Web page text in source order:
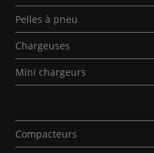
Pelles à pneu
Chargeuses
Mini chargeurs
Compacteurs